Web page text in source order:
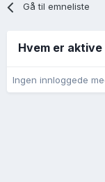
Gå til emneliste
Hvem er aktive
Ingen innloggede